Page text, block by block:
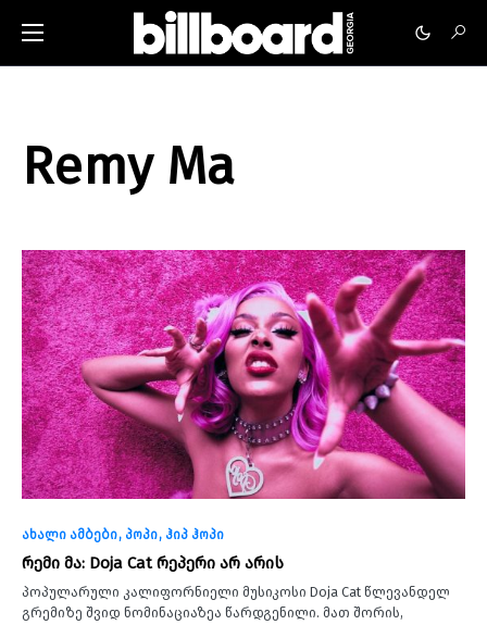
Remy Ma
ახალი ამბები პოპი ჰიპ ჰოპი
რემი მა: Doja Cat რეპერი არ არის
პოპულარული კალიფორნიელი მუსიკოსი Doja Cat წლევანდელ
გრემიზე შვიდ ნომინაციაზეა წარდგენილი. მათ შორის,